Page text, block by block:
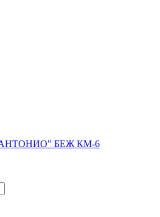
"АНТОНИО" БЕЖ КМ-6